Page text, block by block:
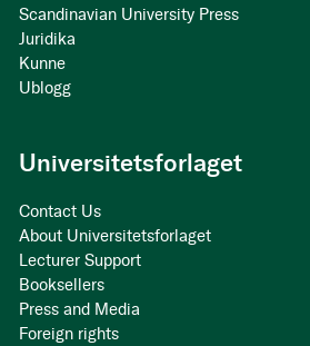
Scandinavian University Press
Juridika
Kunne
Ublogg
Universitetsforlaget
Contact Us
About Universitetsforlaget
Lecturer Support
Booksellers
Press and Media
Foreign rights